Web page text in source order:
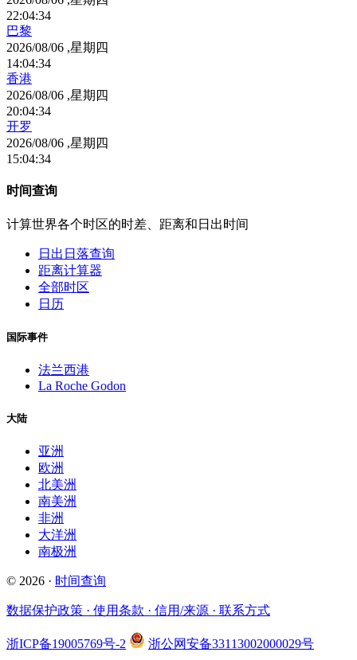
22:04:34
巴黎
2026/08/06 ,星期四
14:04:34
香港
2026/08/06 ,星期四
20:04:34
开罗
2026/08/06 ,星期四
15:04:34
时间查询
计算世界各个时区的时差、距离和日出时间
日出日落查询
距离计算器
全部时区
日历
国际事件
法兰西港
La Roche Godon
大陆
亚洲
欧洲
北美洲
南美洲
非洲
大洋洲
南极洲
© 2026 · 时间查询
数据保护政策 · 使用条款 · 信用/来源 · 联系方式
浙ICP备19005769号-2 浙公网安备33113002000029号